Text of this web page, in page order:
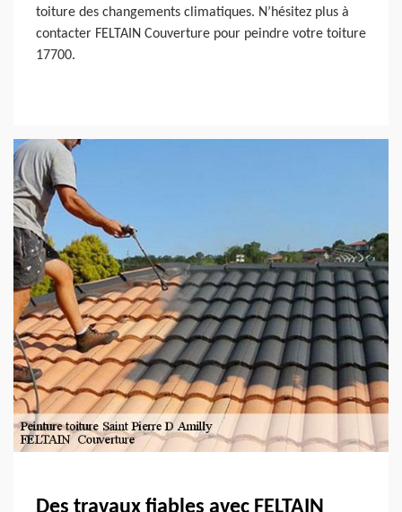
toiture des changements climatiques. N’hésitez plus à
contacter FELTAIN Couverture pour peindre votre toiture
17700.
Des travaux fiables avec FELTAIN